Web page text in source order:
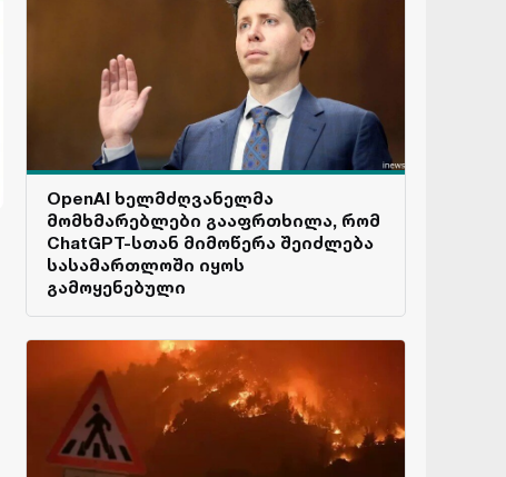
OpenAI ხელმძღვანელმა
მომხმარებლები გააფრთხილა, რომ
ChatGPT-სთან მიმოწერა შეიძლება
სასამართლოში იყოს
გამოყენებული